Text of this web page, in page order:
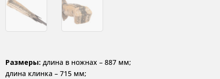
Размеры: длина в ножнах – 887 мм;
длина клинка – 715 мм;